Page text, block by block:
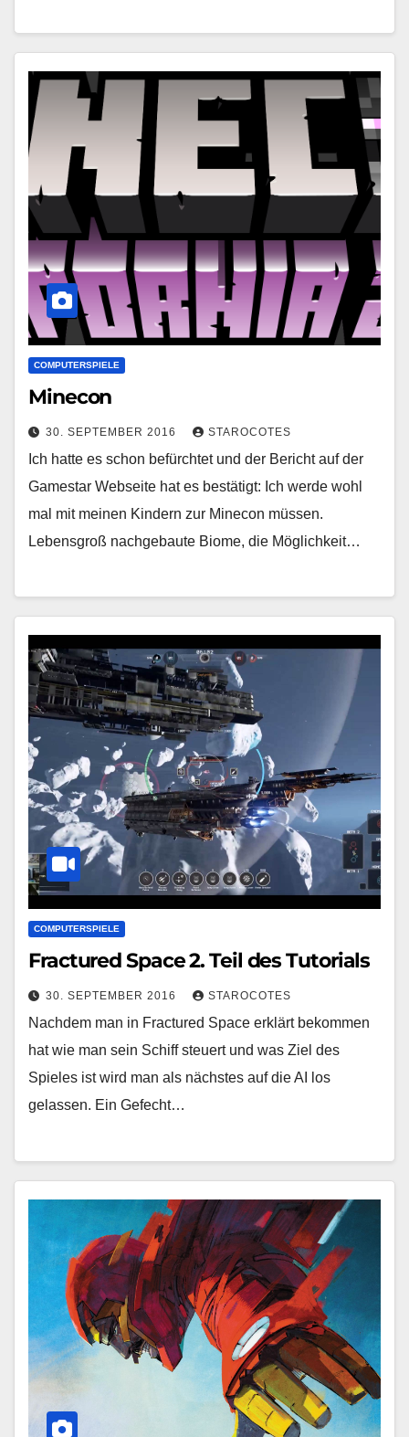
COMPUTERSPIELE
Minecon
30. SEPTEMBER 2016 STAROCOTES
Ich hatte es schon befürchtet und der Bericht auf der
Gamestar Webseite hat es bestätigt: Ich werde wohl
mal mit meinen Kindern zur Minecon müssen.
Lebensgroß nachgebaute Biome, die Möglichkeit…
COMPUTERSPIELE
Fractured Space 2. Teil des Tutorials
30. SEPTEMBER 2016 STAROCOTES
Nachdem man in Fractured Space erklärt bekommen
hat wie man sein Schiff steuert und was Ziel des
Spieles ist wird man als nächstes auf die AI los
gelassen. Ein Gefecht…